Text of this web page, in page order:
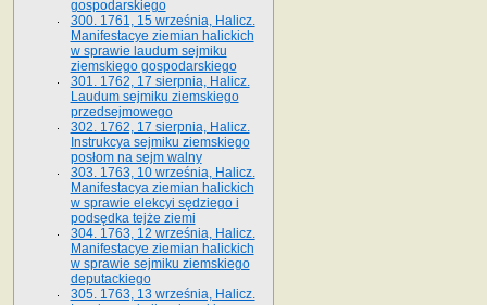
gospodarskiego
300. 1761, 15 września, Halicz.
Manifestacye ziemian halickich
w sprawie laudum sejmiku
ziemskiego gospodarskiego
301. 1762, 17 sierpnia, Halicz.
Laudum sejmiku ziemskiego
przedsejmowego
302. 1762, 17 sierpnia, Halicz.
Instrukcya sejmiku ziemskiego
posłom na sejm walny
303. 1763, 10 września, Halicz.
Manifestacya ziemian halickich
w sprawie elekcyi sędziego i
podsędka tejże ziemi
304. 1763, 12 września, Halicz.
Manifestacye ziemian halickich
w sprawie sejmiku ziemskiego
deputackiego
305. 1763, 13 września, Halicz.